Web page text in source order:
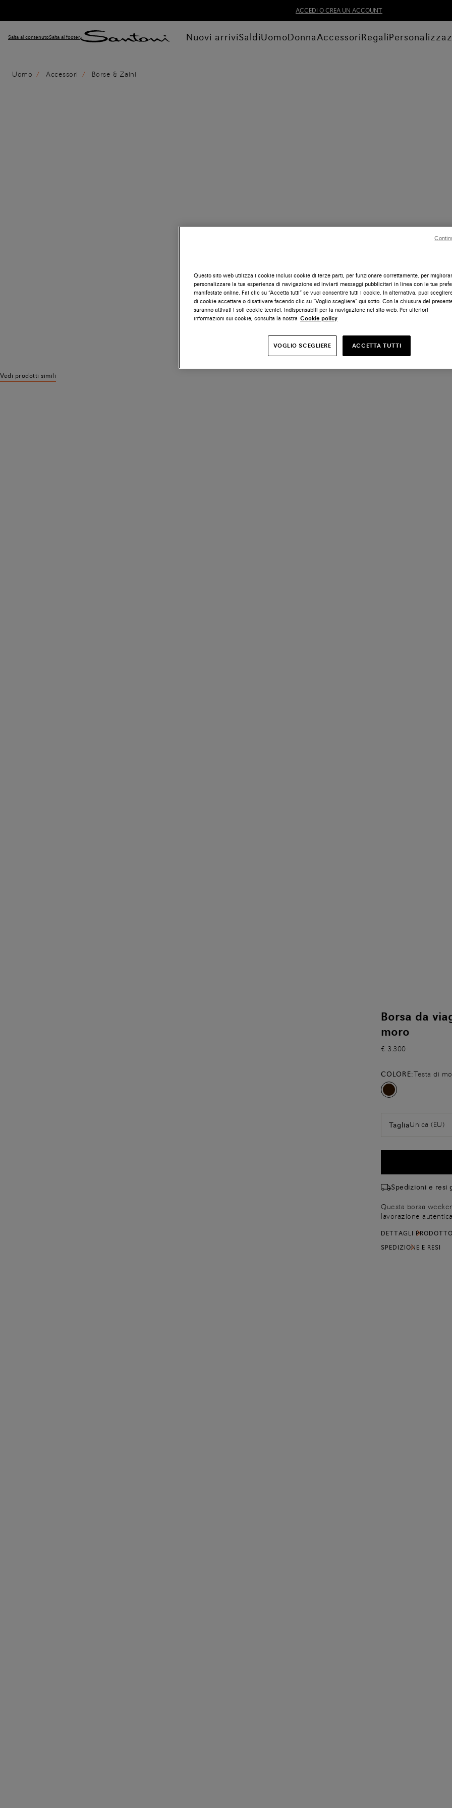
ACCEDI O CREA UN ACCOUNT
Salta al contenutoSalta al footer Nuovi arriviSaldiUomoDonnaAccessoriRegali
Uomo Accessori Borse & Zaini
Vedi prodotti simili
Borsa da
moro
€ 3.300
COLORE:Testa di
TagliaUnica (EU)
Spedizioni e resi
Questa borsa
lavorazione
capolavoro di
un effetto cromatico
DETTAGLI PRODOTTO
SPEDIZIONE E RESI
Questo sito web utilizza i cookie inclusi cookie di terze parti, per funzionare correttamente, per
personalizzare la tua esperienza di navigazione ed inviarti messaggi pubblicitari in linea con le tue
manifestate online. Fai clic su “Accetta tutti” se vuoi consentire tutti i cookie. In alternativa, puoi
di cookie accettare o disattivare facendo clic su “Voglio scegliere” qui sotto. Con la chiusura del
saranno attivati i soli cookie tecnici, indispensabili per la navigazione nel sito web. Per ulteriori
informazioni sui cookie, consulta la nostra Cookie policy
VOGLIO SCEGLIERE ACCETTA TUTTI